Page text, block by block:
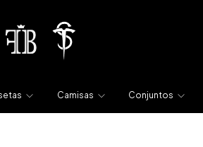
Camisas Conjuntos